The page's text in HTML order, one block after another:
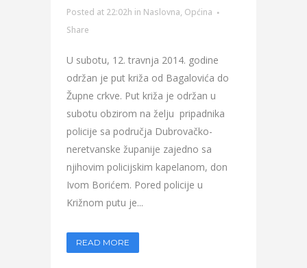
Posted at 22:02h in Naslovna, Općina
Share
U subotu, 12. travnja 2014. godine
održan je put križa od Bagalovića do
Župne crkve. Put križa je održan u
subotu obzirom na želju pripadnika
policije sa područja Dubrovačko-
neretvanske županije zajedno sa
njihovim policijskim kapelanom, don
Ivom Borićem. Pored policije u
Križnom putu je...
READ MORE